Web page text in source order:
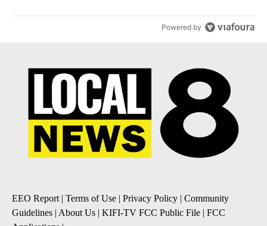
Powered by
EEO Report| Terms of Use | Privacy Policy | Community
Guidelines | About Us | KIFI-TV FCC Public File | FCC